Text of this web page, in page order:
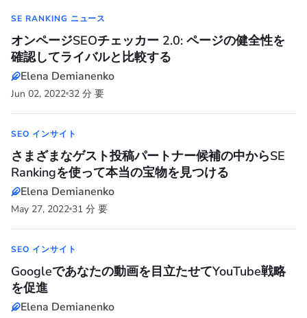
SE RANKING ニュース
オンページSEOチェッカー 2.0: ページの健全性を
確認してライバルと比較する
Elena Demianenko
Jun 02, 2022 32 分 要
SEO インサイト
さまざまなゲスト投稿パートナー候補の中からSE
Rankingを使って本当の宝物を見つける
Elena Demianenko
May 27, 2022 31 分 要
SEO インサイト
Googleであなたの動画を目立たせてYouTube戦略
を促進
Elena Demianenko